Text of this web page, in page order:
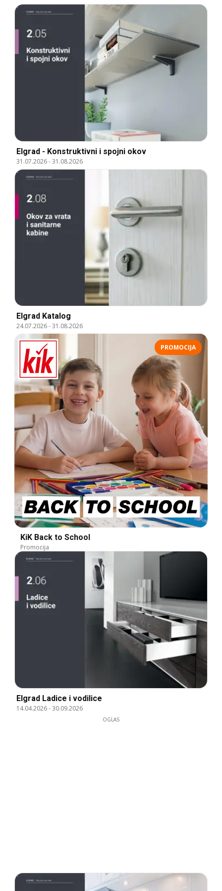
Elgrad - Konstruktivni i spojni okov
31.07.2026-31.08.2026
Elgrad Katalog
24.07.2026-31.08.2026
PROMOCIJA
KiK Back to School
Promocija
Elgrad Ladice i vodilice
14.04.2026-30.09.2026
OGLAS